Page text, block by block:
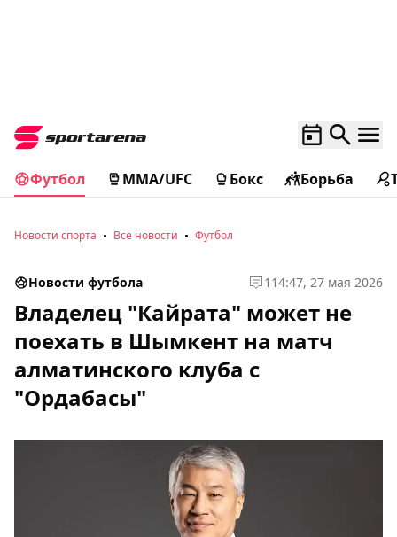
Футбол MMA/UFC Бокс Борьба
Новости спорта Все новости Футбол
Новости футбола 1 14:47, 27 мая 2026
Владелец "Кайрата" может не
поехать в Шымкент на матч
алматинского клуба с
"Ордабасы"